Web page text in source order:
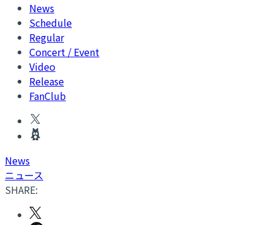
News
Schedule
Regular
Concert / Event
Video
Release
FanClub
News
ニュース
SHARE: